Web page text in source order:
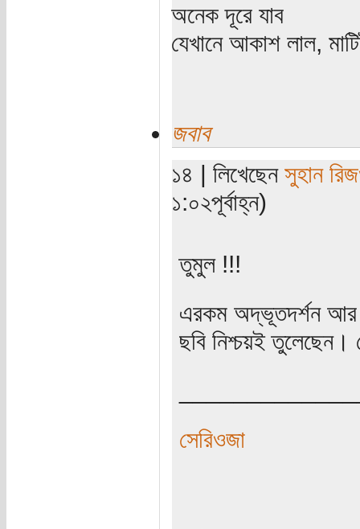
অনেক দূরে যাব
যেখানে আকাশ লাল,
জবাব
১৪ | লিখেছেনসুহান
১:০২পূর্বাহ্ন)
তুমুল !!!
এরকম অদ্ভূতদর্শন আর
ছবি নিশ্চয়ই
সেরিওজা